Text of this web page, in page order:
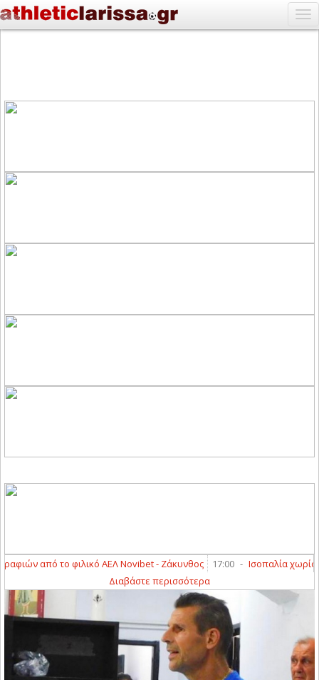
από το φιλικό ΑΕΛ Novibet - Ζάκυνθος 17:00 - Ισοπαλία χωρίς
Διαβάστε περισσότερα